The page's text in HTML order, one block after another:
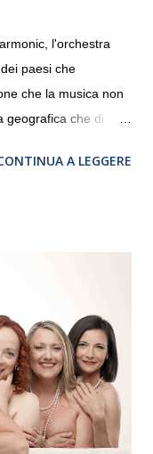
l'orchestra
paesi che
che la musica non
geografica che di
e toccherà, in
per il secondo anno
di applaudire i
per la quarta
Järvi (affiancato
A LEGGERE